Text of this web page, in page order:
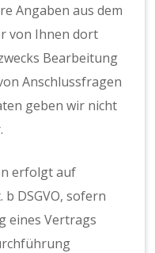
Angaben aus dem
von Ihnen dort
Bearbeitung
Anschlussfragen
geben wir nicht
erfolgt auf
b DSGVO, sofern
eines Vertrags